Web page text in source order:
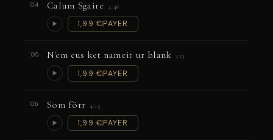
04 Calum Sgaire 4:46
1,99 €PAYER
05 N'em eus ket nameit ur blank 3:13
1,99 €PAYER
06 Som förr 4:15
1,99 €PAYER